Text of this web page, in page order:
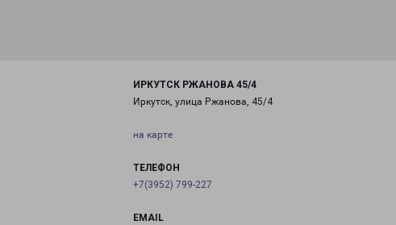
ИРКУТСК РЖАНОВА 45/4
Иркутск, улица Ржанова, 45/4
на карте
ТЕЛЕФОН
+7(3952) 799-227
EMAIL